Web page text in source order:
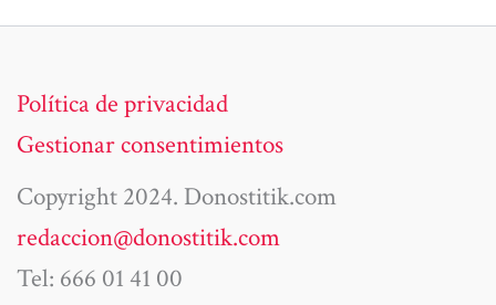
Política de privacidad
Gestionar consentimientos
Copyright 2024. Donostitik.com
redaccion@donostitik.com
Tel: 666 01 41 00